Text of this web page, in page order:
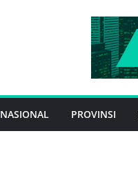
NASIONAL PROVINSI